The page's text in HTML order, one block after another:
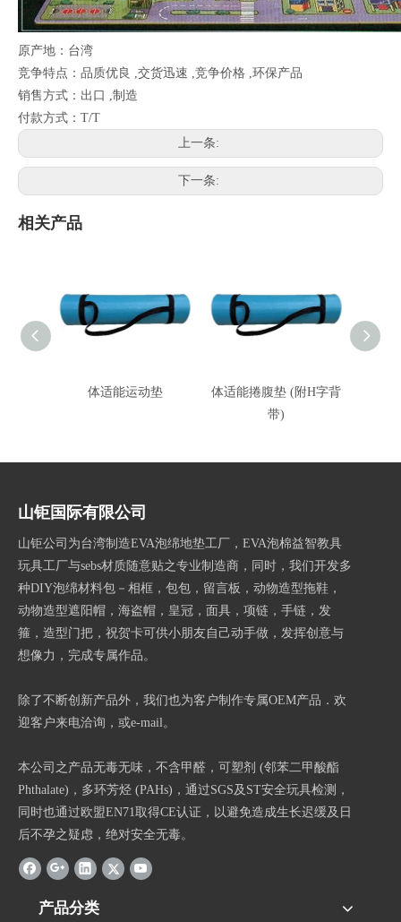
原产地：台湾
竞争特点：品质优良 ,交货迅速 ,竞争价格 ,环保产品
销售方式：出口 ,制造
付款方式：T/T
上一条:
下一条:
相关产品
体适能运动垫
体适能捲腹垫 (附H字背
带)
山钜国际有限公司
山钜公司为台湾制造EVA泡绵地垫工厂，EVA泡棉益智教具
玩具工厂与sebs材质随意贴之专业制造商，同时，我们开发多
种DIY泡绵材料包－相框，包包，留言板，动物造型拖鞋，
动物造型遮阳帽，海盗帽，皇冠，面具，项链，手链，发
箍，造型门把，祝贺卡可供小朋友自己动手做，发挥创意与
想像力，完成专属作品。
除了不断创新产品外，我们也为客户制作专属OEM产品．欢
迎客户来电洽询，或e-mail。
本公司之产品无毒无味，不含甲醛，可塑剂 (邻苯二甲酸酯
Phthalate)，多环芳烃 (PAHs)，通过SGS及ST安全玩具检测，
同时也通过欧盟EN71取得CE认证，以避免造成生长迟缓及日
后不孕之疑虑，绝对安全无毒。
产品分类